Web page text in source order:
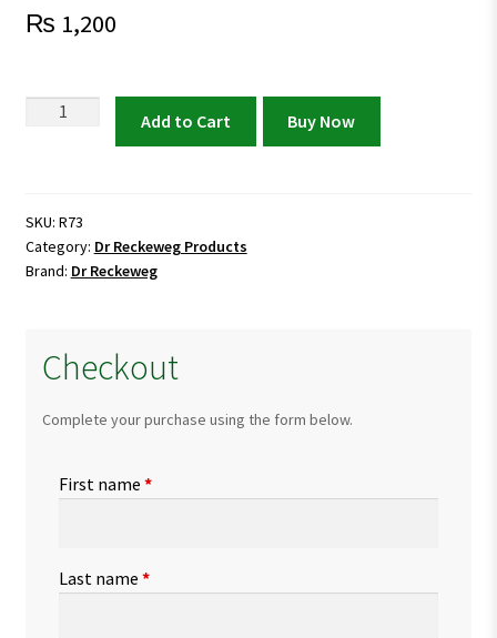
₨ 1,200
Arthritis
Drops
quantity
Add to Cart Buy Now
SKU: R73
Category: Dr Reckeweg Products
Brand: Dr Reckeweg
Checkout
Complete your purchase using the form below.
First name *
Last name *